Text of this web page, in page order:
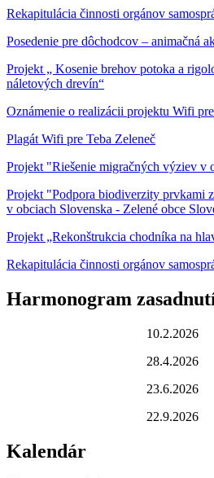
Rekapitulácia činnosti orgánov
Posedenie pre dôchodcov – animačná
Projekt „ Kosenie brehov potoka a
náletových drevín“
Oznámenie o realizácii projektu Wifi
Plagát Wifi pre Teba Zeleneč
Projekt "Riešenie migračných výziev v
Projekt "Podpora biodiverzity prvkami
v obciach Slovenska - Zelené obce
Projekt „Rekonštrukcia chodníka na
Rekapitulácia činnosti orgánov
Harmonogram
10.2.2026
28.4.2026
23.6.2026
22.9.2026
Kalendár